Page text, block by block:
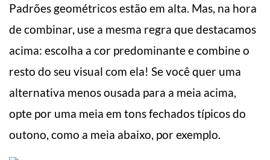
Padrões geométricos estão em alta. Mas, na hora
de combinar, use a mesma regra que destacamos
acima: escolha a cor predominante e combine o
resto do seu visual com ela! Se você quer uma
alternativa menos ousada para a meia acima,
opte por uma meia em tons fechados típicos do
outono, como a meia abaixo, por exemplo.